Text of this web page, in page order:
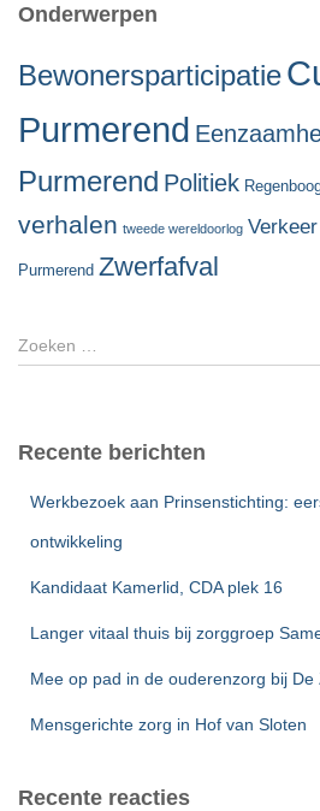
Onderwerpen
Bewonersparticipatie
Purmerend
Purmerend Politiek
verhalen tweede wereldoorlog
Purmerend Zwerfafval
Z
o
e
Recente berichten
Werkbezoek aan Prinsenstichting:
ontwikkeling
Kandidaat Kamerlid, CDA plek 16
Langer vitaal thuis bij zorggroep
Mee op pad in de ouderenzorg bij De
Mensgerichte zorg in Hof van Sloten
Recente reacties